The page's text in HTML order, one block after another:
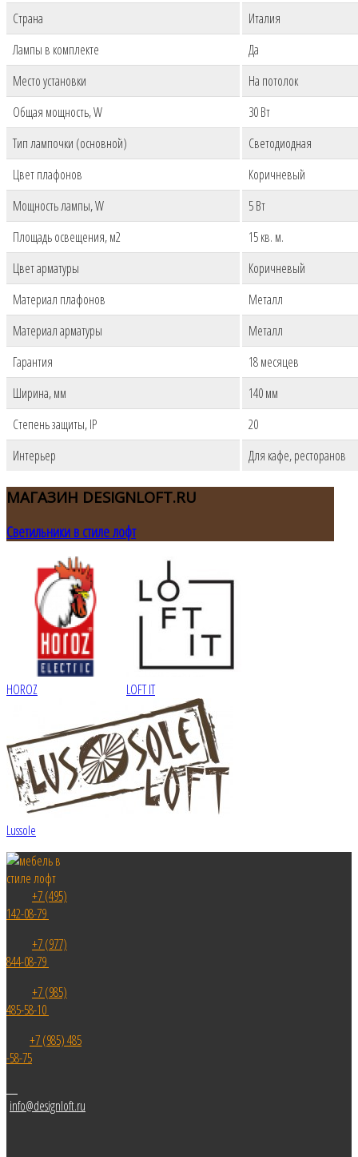
Страна
Италия
Лампы в комплекте
Да
Место установки
На потолок
Общая мощность, W
30 Вт
Тип лампочки (основной)
Светодиодная
Цвет плафонов
Коричневый
Мощность лампы, W
5 Вт
Площадь освещения, м2
15 кв. м.
Цвет арматуры
Коричневый
Материал плафонов
Металл
Материал арматуры
Металл
Гарантия
18 месяцев
Ширина, мм
140 мм
Степень защиты, IP
20
Интерьер
Для кафе, ресторанов
МАГАЗИН DESIGNLOFT.RU
Светильники в стиле лофт
HOROZ LOFT IT
Lussole
+7 (495)
142-08-79
+7 (977)
844-08-79
+7 (985)
485-58-10
+7 (985) 485
-58-75
info@designloft.ru